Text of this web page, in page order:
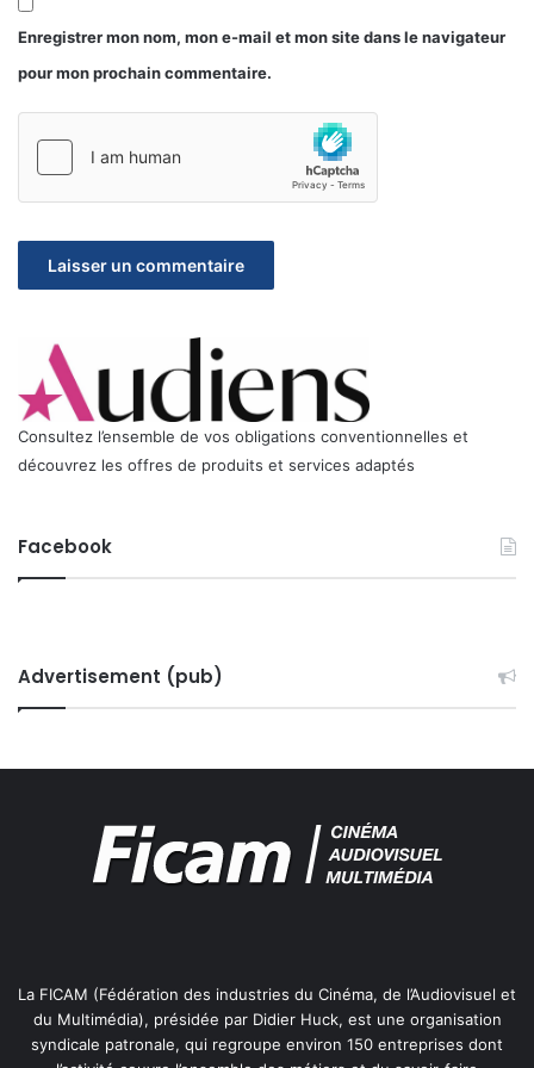
Enregistrer mon nom, mon e-mail et mon site dans le navigateur
pour mon prochain commentaire.
Consultez l’ensemble de vos obligations conventionnelles et
découvrez les offres de produits et services adaptés
Facebook
Advertisement (pub)
La FICAM (Fédération des industries du Cinéma, de l’Audiovisuel et
du Multimédia), présidée par Didier Huck, est une organisation
syndicale patronale, qui regroupe environ 150 entreprises dont